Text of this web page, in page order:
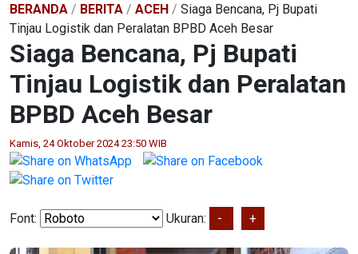
BERANDA / BERITA / ACEH / Siaga Bencana, Pj Bupati
Tinjau Logistik dan Peralatan BPBD Aceh Besar
Siaga Bencana, Pj Bupati
Tinjau Logistik dan Peralatan
BPBD Aceh Besar
Kamis, 24 Oktober 2024 23:50 WIB
Font: Ukuran: - +